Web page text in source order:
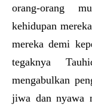
orang-orang
kehidupan
mereka demi
tegaknya
mengabulkan
jiwa dan nyawa